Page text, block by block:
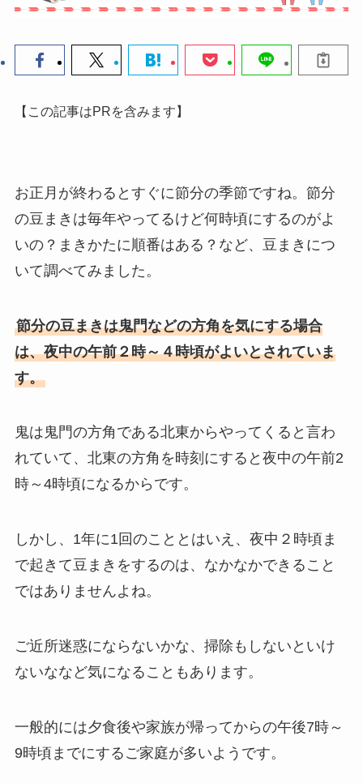
【この記事はPRを含みます】
お正月が終わるとすぐに節分の季節ですね。 節分
の豆まきは毎年やってるけど何時頃にするのがよ
いの？ まきかたに順番はある？など、豆まきにつ
いて調べてみました。
節分の豆まきは鬼門などの方角を気にする場合
は、夜中の午前２時～４時頃がよいとされていま
す。
鬼は鬼門の方角である北東からやってくると言わ
れていて、 北東の方角を時刻にすると夜中の午前2
時～4時頃になるからです。
しかし、1年に1回のこととはいえ、 夜中２時頃ま
で起きて豆まきをするのは、 なかなかできること
ではありませんよね。
ご近所迷惑にならないかな、 掃除もしないといけ
ないななど気になることもあります。
一般的には夕食後や家族が帰ってからの午後7時～
9時頃までにするご家庭が多いようです。